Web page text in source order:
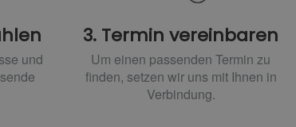
und
3. Termin vereinbaren
Um einen passenden Termin zu
finden, setzen wir uns mit Ihnen in
Verbindung.